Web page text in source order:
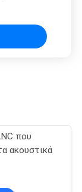
που
ακουστικά